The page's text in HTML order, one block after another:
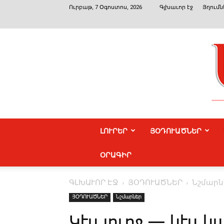
Ուրբաթ, 7 Օգոստոս, 2026 Գլխաւոր էջ
ԼՈՒՐԵՐ ՅՕԴՈՒԱԾՆԵՐ
ՕՐԱԳԻՐ
ԳԼԽԱՒՈՐ ԷՋ ՅՕԴՈՒԱԾՆԵՐ
ՅՕԴՈՒԱԾՆԵՐ Նշմարներ